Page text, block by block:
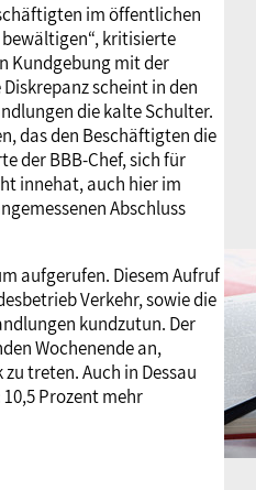
im öffentlichen
kritisierte
Kundgebung mit der
scheint in den
die kalte Schulter.
das den Beschäftigten die
der BBB-Chef, sich für
innehat, auch hier im
Abschluss
aufgerufen. Diesem Aufruf
Verkehr, sowie die
kundzutun. Der
Wochenende an,
treten. Auch in Dessau
Prozent mehr